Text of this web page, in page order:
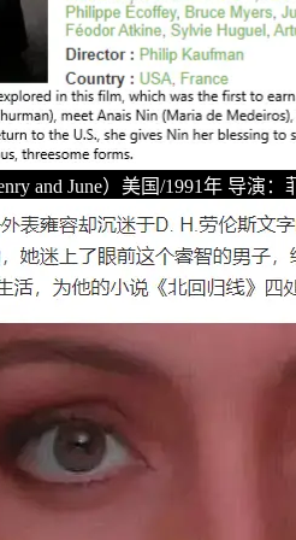
and June）美国/1991年 导演：